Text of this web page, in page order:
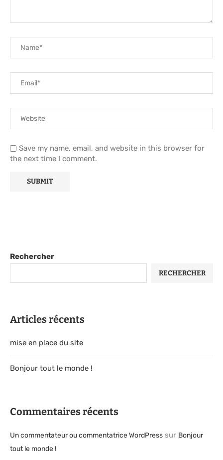
Save my name, email, and website in this browser for
the next time I comment.
Rechercher
RECHERCHER
Articles récents
mise en place du site
Bonjour tout le monde !
Commentaires récents
Un commentateur ou commentatrice WordPress sur Bonjour
tout le monde !